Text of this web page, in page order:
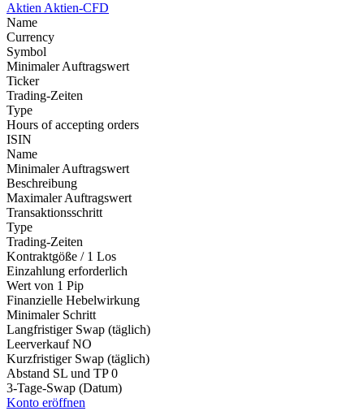
Aktien Aktien-CFD
Name
Currency
Symbol
Minimaler Auftragswert
Ticker
Trading-Zeiten
Type
Hours of accepting orders
ISIN
Name
Minimaler Auftragswert
Beschreibung
Maximaler Auftragswert
Transaktionsschritt
Type
Trading-Zeiten
Kontraktgöße / 1 Los
Einzahlung erforderlich
Wert von 1 Pip
Finanzielle Hebelwirkung
Minimaler Schritt
Langfristiger Swap (täglich)
Leerverkauf NO
Kurzfristiger Swap (täglich)
Abstand SL und TP 0
3-Tage-Swap (Datum)
Konto eröffnen